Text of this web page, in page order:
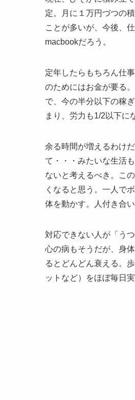
定。月に１万円づつの
ことが多いが、今後、
macbookだろう。
定年したらもちろん仕
のためにはお金が要る
で、今の半分以下の稼
まり、労力も1/2以下に
余る時間が増えるわけ
て・・・みたいな生活
ないと考えるべき。こ
くなると思う。一人で
体を動かす。人付き合
対応できない人が「う
心の病もそうだが、身
るとどんどん衰える。
ットなど）をほぼ毎日